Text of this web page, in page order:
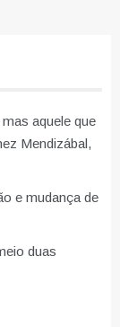
aquele que
Mendizábal,
e mudança de
duas